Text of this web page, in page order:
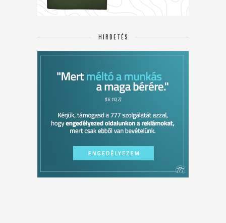
HIRDETÉS